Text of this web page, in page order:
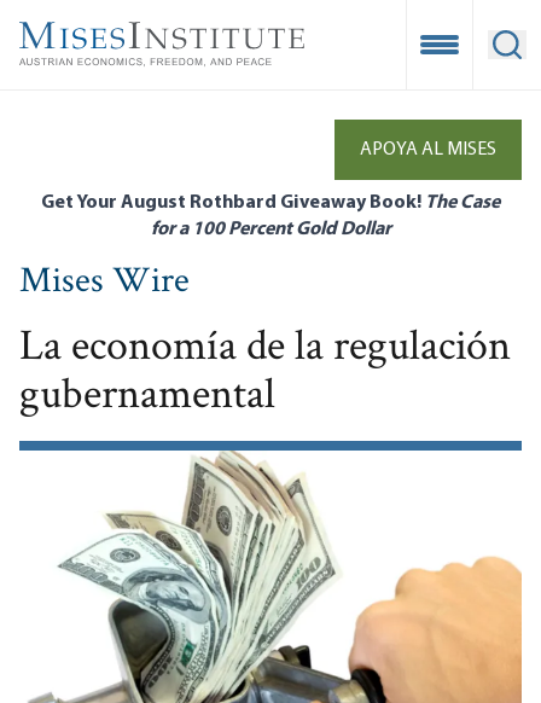
main
Open
APOYA AL MISES
Get Your August Rothbard Giveaway Book! The Case
for a 100 Percent Gold Dollar
Mises Wire
La economía de la regulación
gubernamental